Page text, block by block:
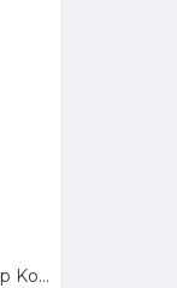
Kenmaster F1 Stop Kontak 4 Lubang Switch